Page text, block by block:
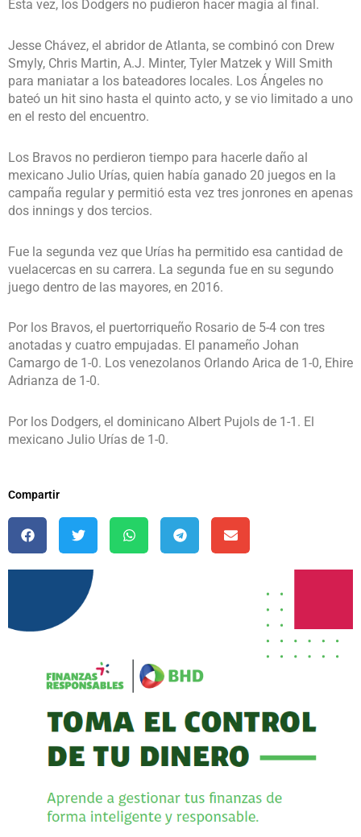
Esta vez, los Dodgers no pudieron hacer magia al final.
Jesse Chávez, el abridor de Atlanta, se combinó con Drew
Smyly, Chris Martin, A.J. Minter, Tyler Matzek y Will Smith
para maniatar a los bateadores locales. Los Ángeles no
bateó un hit sino hasta el quinto acto, y se vio limitado a uno
en el resto del encuentro.
Los Bravos no perdieron tiempo para hacerle daño al
mexicano Julio Urías, quien había ganado 20 juegos en la
campaña regular y permitió esta vez tres jonrones en apenas
dos innings y dos tercios.
Fue la segunda vez que Urías ha permitido esa cantidad de
vuelacercas en su carrera. La segunda fue en su segundo
juego dentro de las mayores, en 2016.
Por los Bravos, el puertorriqueño Rosario de 5-4 con tres
anotadas y cuatro empujadas. El panameño Johan
Camargo de 1-0. Los venezolanos Orlando Arica de 1-0, Ehire
Adrianza de 1-0.
Por los Dodgers, el dominicano Albert Pujols de 1-1. El
mexicano Julio Urías de 1-0.
Compartir